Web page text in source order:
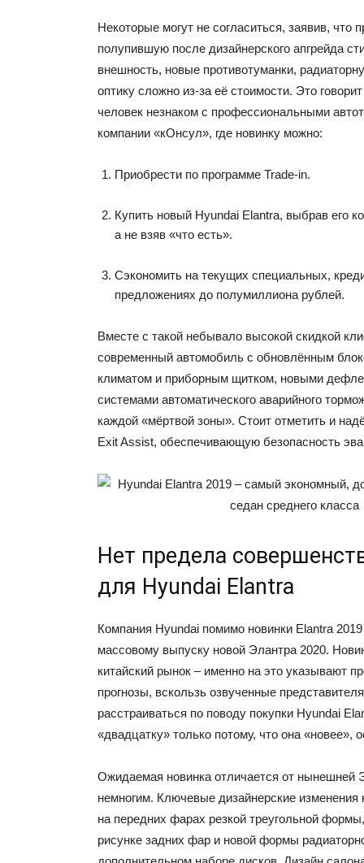
Некоторые могут не согласиться, заявив, что
полупившую после дизайнерского апгрейда
внешность, новые противотуманки,
оптику сложно из-за её стоимости. Это
человек незнаком с профессиональными
компании «кОнсул», где новинку можно:
Приобрести по программе Trade-in.
Купить новый Hyundai Elantra, выбрав его
а не взяв «что есть».
Сэкономить на текущих специальных,
предложениях до полумиллиона рублей.
Вместе с такой небывало высокой скидкой
современный автомобиль с обновлённым
климатом и приборным щитком, новыми
системами автоматического аварийного
каждой «мёртвой зоны». Стоит отметить и
Exit Assist, обеспечивающую безопасность
Нет предела
для Hyundai Elantra
Компания Hyundai помимо новинки Elantra 2019
массовому выпуску новой Элантра 2020.
китайский рынок – именно на это указывают
прогнозы, вскользь озвученные
расстраиваться по поводу покупки Hyundai
«двадцатку» только потому, что она «новее»,
Ожидаемая новинка отличается от нынешней
немногим. Ключевые дизайнерские
на передних фарах резкой треугольной
рисунке задних фар и новой формы